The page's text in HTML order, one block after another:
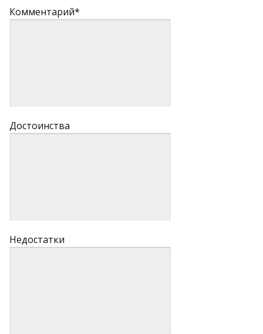
Комментарий*
Достоинства
Недостатки